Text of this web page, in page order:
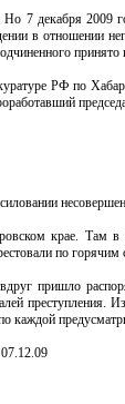
7 декабря 2009
в отношении
РФ по
крае. Там в
по горячим
пришло
преступления.
каждой